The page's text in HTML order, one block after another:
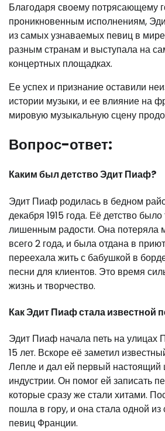
Благодаря своему потрясающему
проникновенным исполнениям,
из самых узнаваемых певиц в
разным странам и выступала на
концертных площадках.
Ее успех и признание оставили
истории музыки, и ее влияние на
мировую музыкальную сцену
Вопрос-ответ:
Каким был детство Эдит Пиаф?
Эдит Пиаф родилась в бедном
декабря 1915 года. Её детство
лишенным радости. Она потеряла
всего 2 года, и была отдана в
переехала жить с бабушкой в
песни для клиентов. Это время
жизнь и творчество.
Как Эдит Пиаф стала известной
Эдит Пиаф начала петь на улицах
15 лет. Вскоре её заметил
Лепле и дал ей первый настоящий
индустрии. Он помог ей записать
которые сразу же стали хитами.
пошла в гору, и она стала одной
певиц Франции.